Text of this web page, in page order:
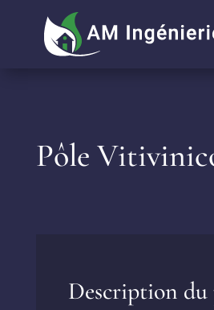
Pôle
Description